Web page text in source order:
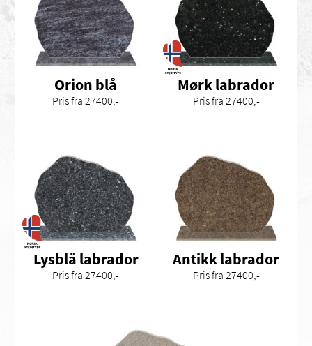
Orion blå
Pris fra 27400,-
Mørk labrador
Pris fra 27400,-
Lysblå labrador
Pris fra 27400,-
Antikk labrador
Pris fra 27400,-